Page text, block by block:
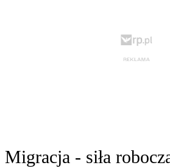
Migracja - siła